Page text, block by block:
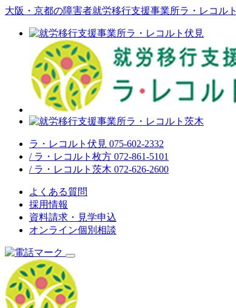
大阪・京都の障害者就労移行支援事業所ラ・レコルト
ラ・レコルト伏見 075-602-2332
/ ラ・レコルト枚方 072-861-5101
/ ラ・レコルト茨木 072-626-2600
よくある質問
採用情報
資料請求・見学申込
オンライン個別相談